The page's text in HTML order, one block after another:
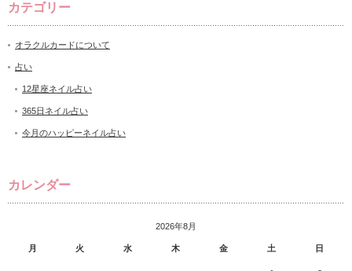
カテゴリー
オラクルカードについて
占い
12星座ネイル占い
365日ネイル占い
今月のハッピーネイル占い
カレンダー
2026年8月
月 火 水 木 金 土 日